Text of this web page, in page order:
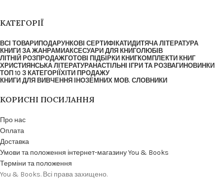
КАТЕГОРІЇ
ВСІ ТОВАРИ ПОДАРУНКОВІ СЕРТИФІКАТИДИТЯЧА ЛІТЕРАТУРА
КНИГИ ЗА ЖАНРАМИАКСЕСУАРИ ДЛЯ КНИГОЛЮБІВ
ЛІТНІЙ РОЗПРОДАЖГОТОВІ ПІДБІРКИ КНИГКОМПЛЕКТИ КНИГ
ХРИСТИЯНСЬКА ЛІТЕРАТУРАНАСТІЛЬНІ ІГРИ ТА РОЗВАГИ НОВИНКИ
ТОП 10 З КАТЕГОРІЇ ХІТИ ПРОДАЖУ
КНИГИ ДЛЯ ВИВЧЕННЯ ІНОЗЕМНИХ МОВ. СЛОВНИКИ
КОРИСНІ ПОСИЛАННЯ
Про нас
Оплата
Доставка
Умови та положення інтернет-магазину You & Books
Терміни та положення
You & Books. Всі права захищено.